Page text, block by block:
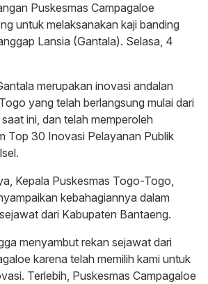
Puskesmas Campagaloe
untuk melaksanakan kaji banding
Lansia (Gantala). Selasa, 4
merupakan inovasi andalan
yang telah berlangsung mulai dari
ini, dan telah memperoleh
Top 30 Inovasi Pelayanan Publik
Kepala Puskesmas Togo-Togo,
kebahagiannya dalam
dari Kabupaten Bantaeng.
menyambut rekan sejawat dari
karena telah memilih kami untuk
Terlebih, Puskesmas Campagaloe